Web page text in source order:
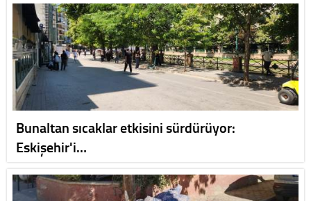
Bunaltan sıcaklar etkisini sürdürüyor:
Eskişehir'i…